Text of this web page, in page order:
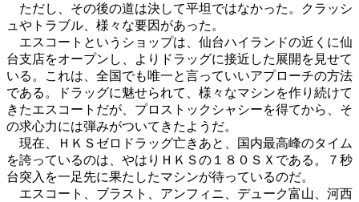
ただし、その後の道は決して平坦ではなかった。クラッシ
ュやトラブル、様々な要因があった。
エスコートというショップは、仙台ハイランドの近くに仙
台支店をオープンし、よりドラッグに接近した展開を見せて
いる。これは、全国でも唯一と言っていいアプローチの方法
である。ドラッグに魅せられて、様々なマシンを作り続けて
きたエスコートだが、プロストックシャシーを得てから、そ
の求心力には弾みがついてきたようだ。
現在、ＨＫＳゼロドラッグ亡きあと、国内最高峰のタイム
を誇っているのは、やはりＨＫＳの１８０ＳＸである。７秒
台突入を一足先に果たしたマシンが待っているのだ。
エスコート、ブラスト、アンフィニ、デューク富山、河西